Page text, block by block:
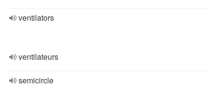
ventilators
ventilateurs
semicircle